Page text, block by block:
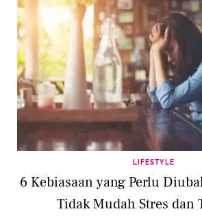
LIFESTYLE
6 Kebiasaan yang Perlu
Tidak Mudah Stres dan